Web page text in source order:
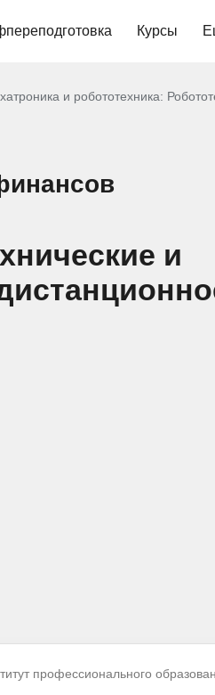
Курсы
и робототехника:
и
профессионального